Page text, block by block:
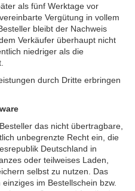
als fünf Werktage vor
Vergütung in vollem
bleibt der Nachweis
Verkäufer überhaupt nicht
niedriger als die
durch Dritte erbringen
das nicht übertragbare,
unbegrenzte Recht ein, die
Deutschland in
oder teilweises Laden,
selbst zu nutzen. Das
im Bestellschein bzw.